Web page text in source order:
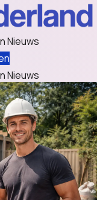
Nieuws
Nieuws